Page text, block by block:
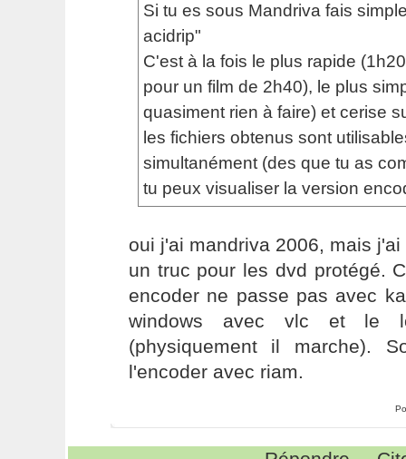
Si tu es sous Mandriva fais
acidrip"
C'est à la fois le plus rapide
pour un film de 2h40), le plus
quasiment rien à faire) et cerise
les fichiers obtenus sont
simultanément (des que tu as
tu peux visualiser la version
oui j'ai mandriva 2006, mais
un truc pour les dvd protégé.
encoder ne passe pas avec
windows avec vlc et le
(physiquement il marche).
l'encoder avec riam.